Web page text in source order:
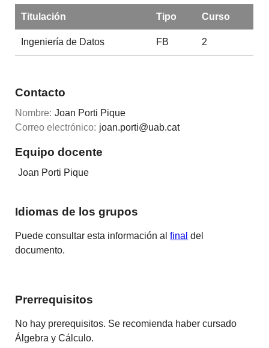
Titulación Tipo Curso
Ingeniería de Datos FB 2
Contacto
Nombre: Joan Porti Pique
Correo electrónico: joan.porti@uab.cat
Equipo docente
Joan Porti Pique
Idiomas de los grupos
Puede consultar esta información alfinal del
documento.
Prerrequisitos
No hay prerequisitos. Se recomienda haber cursado
Álgebra y Cálculo.